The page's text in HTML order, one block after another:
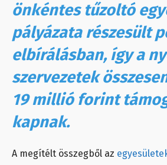
önkéntes tűzoltó
pályázata részesült
elbírálásban, így a
szervezetek
19 millió forint
kapnak.
A megítélt összegből az